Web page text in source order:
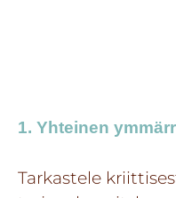
1. Yhteinen
Tarkastele